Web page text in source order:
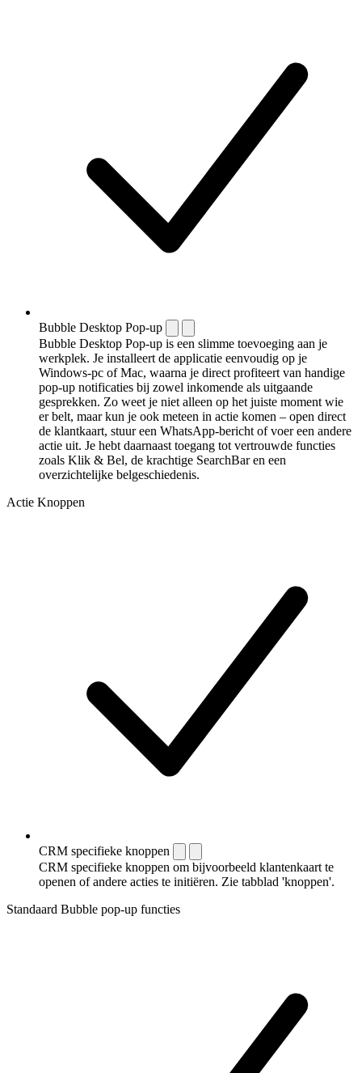
Bubble Desktop Pop-up
Bubble Desktop Pop-up is een slimme toevoeging aan je
werkplek. Je installeert de applicatie eenvoudig op je
Windows-pc of Mac, waarna je direct profiteert van handige
pop-up notificaties bij zowel inkomende als uitgaande
gesprekken. Zo weet je niet alleen op het juiste moment wie
er belt, maar kun je ook meteen in actie komen – open direct
de klantkaart, stuur een WhatsApp-bericht of voer een andere
actie uit. Je hebt daarnaast toegang tot vertrouwde functies
zoals Klik & Bel, de krachtige SearchBar en een
overzichtelijke belgeschiedenis.
Actie Knoppen
CRM specifieke knoppen
CRM specifieke knoppen om bijvoorbeeld klantenkaart te
openen of andere acties te initiëren. Zie tabblad 'knoppen'.
Standaard Bubble pop-up functies